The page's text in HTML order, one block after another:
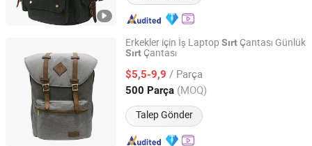
Erkekler için İş Laptop Sırt Çantası Günlük
Sırt Çantası
$5,5-9,9 / Parça
500 Parça (MOQ)
Talep Gönder
Fujian Top Trade Co., Ltd.
Fujian, China Fiyat 2020